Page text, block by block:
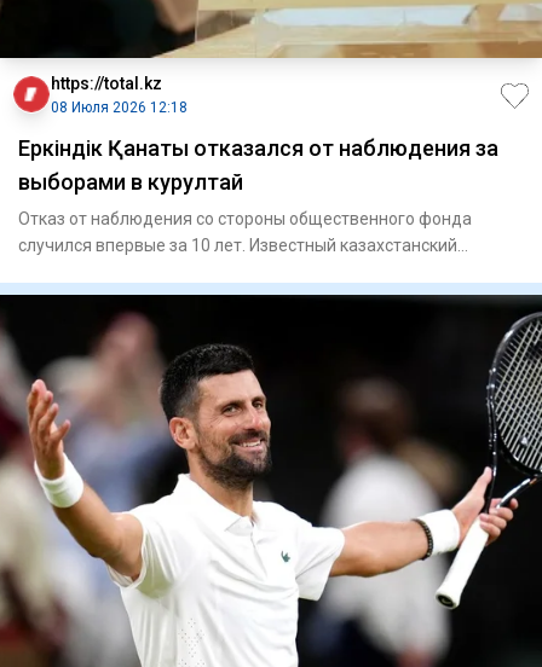
https://total.kz
08 Июля 2026 12:18
Еркіндік Қанаты отказался от наблюдения за
выборами в курултай
Отказ от наблюдения со стороны общественного фонда
случился впервые за 10 лет. Известный казахстанский